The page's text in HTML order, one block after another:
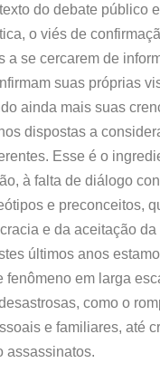
do debate público
o viés de
a se cercarem de
suas próprias
ainda mais suas
dispostas a
Esse é o
à falta de diálogo
e preconceitos,
e da aceitação da
últimos anos
fenômeno em larga
como o
e familiares, até
assassinatos.